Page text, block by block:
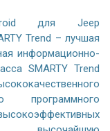
для Jeep
Trend – лучшая
информационно-
SMARTY Trend
программного